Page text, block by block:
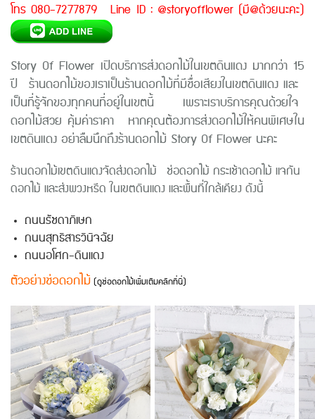
โทร 080-7277879 Line ID : @storyofflower (มี@ด้วยนะคะ)
Story Of Flower เปิดบริการส่งดอกไม้ในเขตดินแดง มากกว่า 15
ปี ร้านดอกไม้ของเราเป็นร้านดอกไม้ที่มีชื่อเสียงในเขตดินแดง และ
เป็นที่รู้จักของทุกคนที่อยู่ในเขตนี้ เพราะเราบริการคุณด้วยใจ
ดอกไม้สวย คุ้มค่าราคา หากคุณต้องการส่งดอกไม้ให้คนพิเศษใน
เขตดินแดง อย่าลืมนึกถึงร้านดอกไม้ Story Of Flower นะคะ
ร้านดอกไม้เขตดินแดงจัดส่งดอกไม้ ช่อดอกไม้ กระเช้าดอกไม้ แจกัน
ดอกไม้ และส่งพวงหรีด ในเขตดินแดง และพื้นที่ใกล้เคียง ดังนี้
ถนนรัชดาภิเษก
ถนนสุทธิสารวินิจฉัย
ถนนอโศก-ดินแดง
ตัวอย่างช่อดอกไม้(ดูช่อดอกไม้เพิ่มเติมคลิกที่นี่)